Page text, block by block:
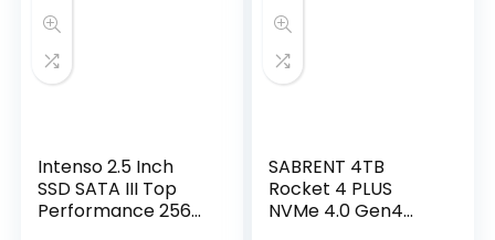
Intenso 2.5 Inch
SSD SATA III Top
Performance 256
SABRENT 4TB
Rocket 4 PLUS
NVMe 4.0 Gen4